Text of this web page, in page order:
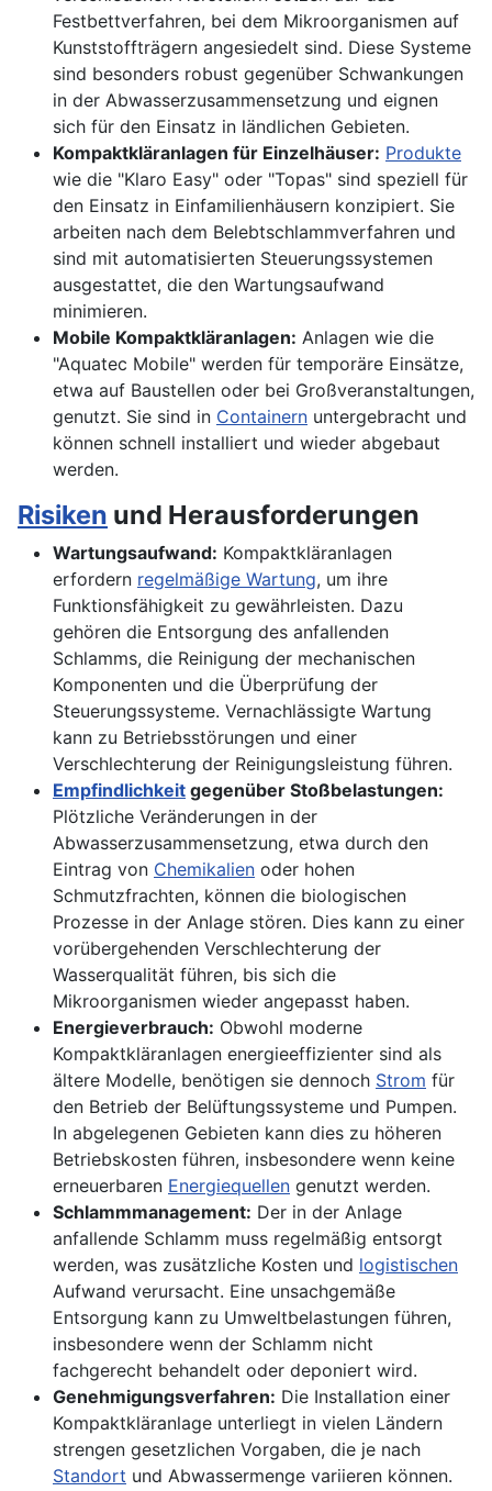
Festbettverfahren, bei dem Mikroorganismen auf
Kunststoffträgern angesiedelt sind. Diese Systeme
sind besonders robust gegenüber Schwankungen
in der Abwasserzusammensetzung und eignen
sich für den Einsatz in ländlichen Gebieten.
Kompaktkläranlagen für Einzelhäuser: Produkte
wie die "Klaro Easy" oder "Topas" sind speziell für
den Einsatz in Einfamilienhäusern konzipiert. Sie
arbeiten nach dem Belebtschlammverfahren und
sind mit automatisierten Steuerungssystemen
ausgestattet, die den Wartungsaufwand
minimieren.
Mobile Kompaktkläranlagen: Anlagen wie die
"Aquatec Mobile" werden für temporäre Einsätze,
etwa auf Baustellen oder bei Großveranstaltungen,
genutzt. Sie sind in Containern untergebracht und
können schnell installiert und wieder abgebaut
werden.
Risiken und Herausforderungen
Wartungsaufwand: Kompaktkläranlagen
erfordern regelmäßige Wartung, um ihre
Funktionsfähigkeit zu gewährleisten. Dazu
gehören die Entsorgung des anfallenden
Schlamms, die Reinigung der mechanischen
Komponenten und die Überprüfung der
Steuerungssysteme. Vernachlässigte Wartung
kann zu Betriebsstörungen und einer
Verschlechterung der Reinigungsleistung führen.
Empfindlichkeit gegenüber Stoßbelastungen:
Plötzliche Veränderungen in der
Abwasserzusammensetzung, etwa durch den
Eintrag von Chemikalien oder hohen
Schmutzfrachten, können die biologischen
Prozesse in der Anlage stören. Dies kann zu einer
vorübergehenden Verschlechterung der
Wasserqualität führen, bis sich die
Mikroorganismen wieder angepasst haben.
Energieverbrauch: Obwohl moderne
Kompaktkläranlagen energieeffizienter sind als
ältere Modelle, benötigen sie dennoch Strom für
den Betrieb der Belüftungssysteme und Pumpen.
In abgelegenen Gebieten kann dies zu höheren
Betriebskosten führen, insbesondere wenn keine
erneuerbaren Energiequellen genutzt werden.
Schlammmanagement: Der in der Anlage
anfallende Schlamm muss regelmäßig entsorgt
werden, was zusätzliche Kosten und logistischen
Aufwand verursacht. Eine unsachgemäße
Entsorgung kann zu Umweltbelastungen führen,
insbesondere wenn der Schlamm nicht
fachgerecht behandelt oder deponiert wird.
Genehmigungsverfahren: Die Installation einer
Kompaktkläranlage unterliegt in vielen Ländern
strengen gesetzlichen Vorgaben, die je nach
Standort und Abwassermenge variieren können.